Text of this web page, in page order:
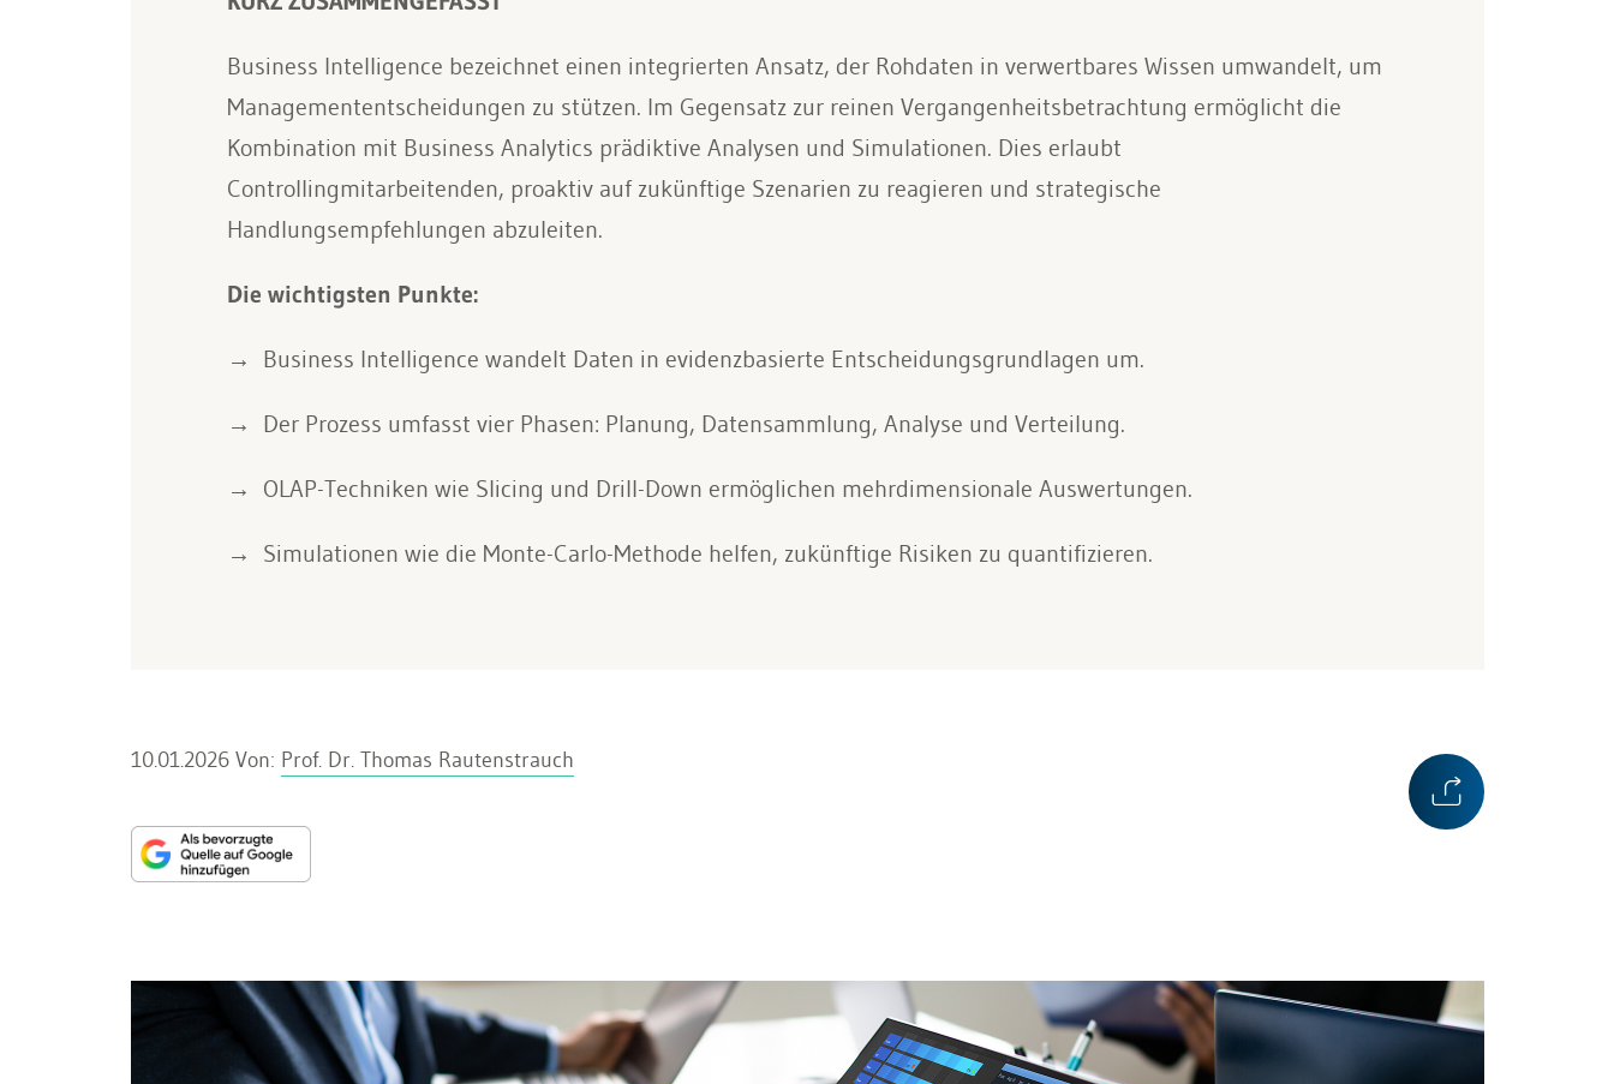
Business Intelligence bezeichnet einen integrierten Ansatz, der Rohdaten in verwertbares Wissen umwandelt, um
Managemententscheidungen zu stützen. Im Gegensatz zur reinen Vergangenheitsbetrachtung ermöglicht die
Kombination mit Business Analytics prädiktive Analysen und Simulationen. Dies erlaubt
Controllingmitarbeitenden, proaktiv auf zukünftige Szenarien zu reagieren und strategische
Handlungsempfehlungen abzuleiten.
Die wichtigsten Punkte:
Business Intelligence wandelt Daten in evidenzbasierte Entscheidungsgrundlagen um.
Der Prozess umfasst vier Phasen: Planung, Datensammlung, Analyse und Verteilung.
OLAP-Techniken wie Slicing und Drill-Down ermöglichen mehrdimensionale Auswertungen.
Simulationen wie die Monte-Carlo-Methode helfen, zukünftige Risiken zu quantifizieren.
10.01.2026 Von: Prof. Dr. Thomas Rautenstrauch